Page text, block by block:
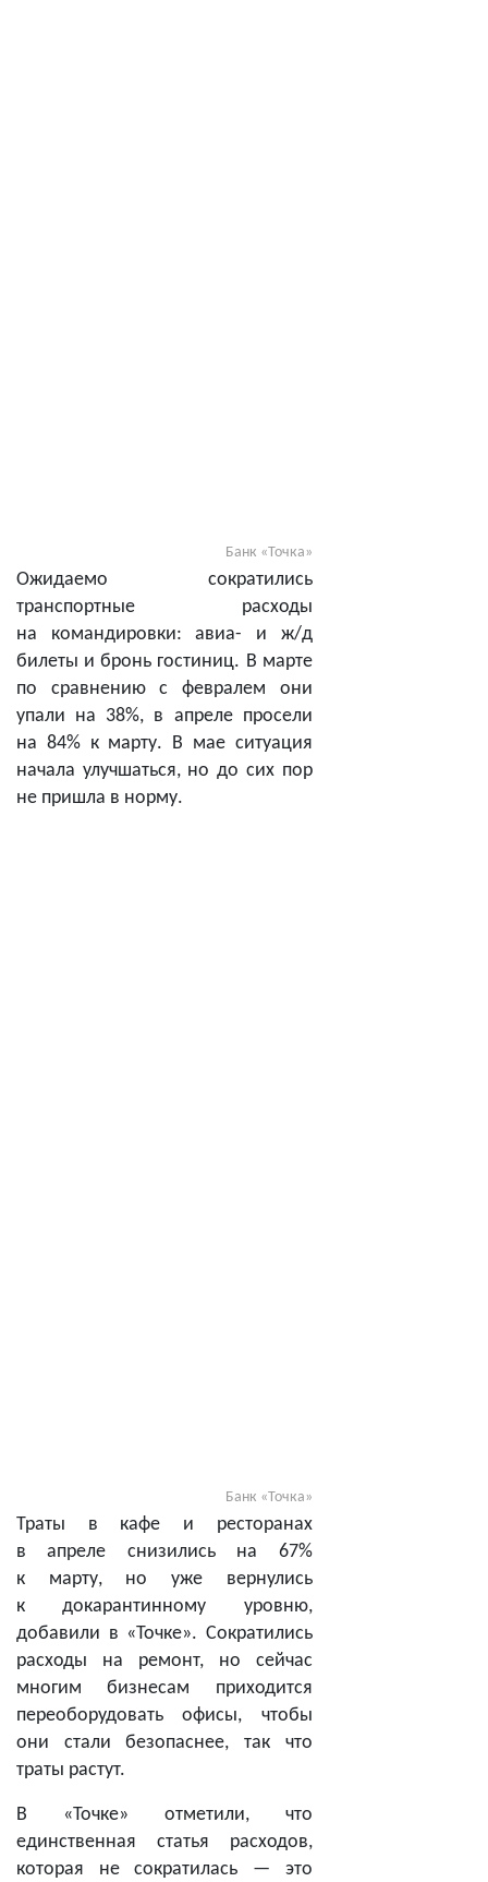
Банк «Точка»
Ожидаемо сократились
транспортные расходы
на командировки: авиа- и ж/д
билеты и бронь гостиниц. В марте
по сравнению с февралем они
упали на 38%, в апреле просели
на 84% к марту. В мае ситуация
начала улучшаться, но до сих пор
не пришла в норму.
Банк «Точка»
Траты в кафе и ресторанах
в апреле снизились на 67%
к марту, но уже вернулись
к докарантинному уровню,
добавили в «Точке». Сократились
расходы на ремонт, но сейчас
многим бизнесам приходится
переоборудовать офисы, чтобы
они стали безопаснее, так что
траты растут.
В «Точке» отметили, что
единственная статья расходов,
которая не сократилась — это